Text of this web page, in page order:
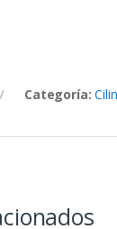
Categoría: